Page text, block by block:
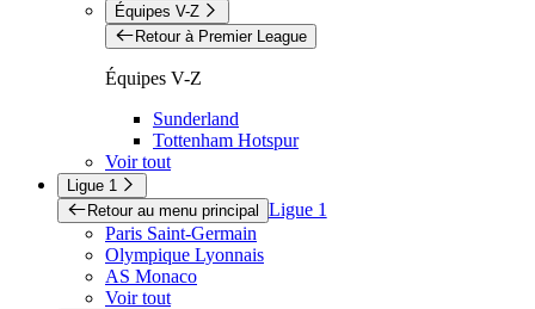
Équipes V-Z
Retour à Premier League
Équipes V-Z
Sunderland
Tottenham Hotspur
Voir tout
Ligue 1
Retour au menu principal Ligue 1
Paris Saint-Germain
Olympique Lyonnais
AS Monaco
Voir tout